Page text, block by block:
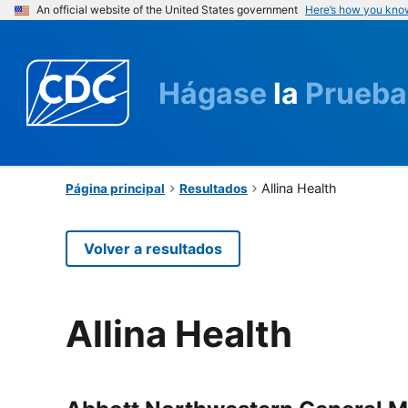
An official website of the United States government Here’s how you
Hágase la Prueba
Página principal Resultados Allina Health
Volver a resultados
Allina Health